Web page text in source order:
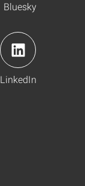
Bluesky
LinkedIn